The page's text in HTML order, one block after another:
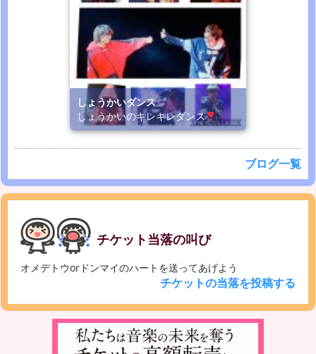
しょうかいダンス
しょうかいのキレキレダンス
ブログ一覧
チケット当落の叫び
オメデトウorドンマイのハートを送ってあげよう
チケットの当落を投稿する